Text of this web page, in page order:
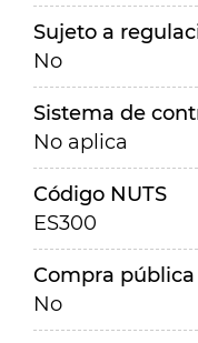
Sujeto a
No
Sistema de
No aplica
Código NUTS
ES300
Compra
No